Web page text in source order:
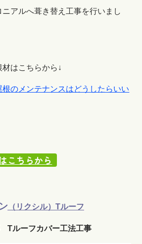
アルへ葺き替え工事を行いまし
はこちらから↓
のメンテナンスはどうしたらいい
こちらから
（リクシル）Tルーフ
ルーフカバー工法工事